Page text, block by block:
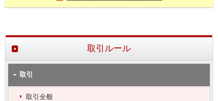
取引ルール
取引
取引全般